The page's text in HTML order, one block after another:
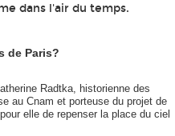
dans l'air du temps.
de Paris?
Radtka, historienne des
au Cnam et porteuse du projet de
elle de repenser la place du ciel